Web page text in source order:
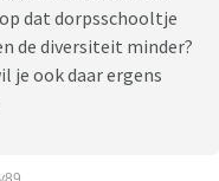
dat dorpsschooltje
de diversiteit minder?
je ook daar ergens